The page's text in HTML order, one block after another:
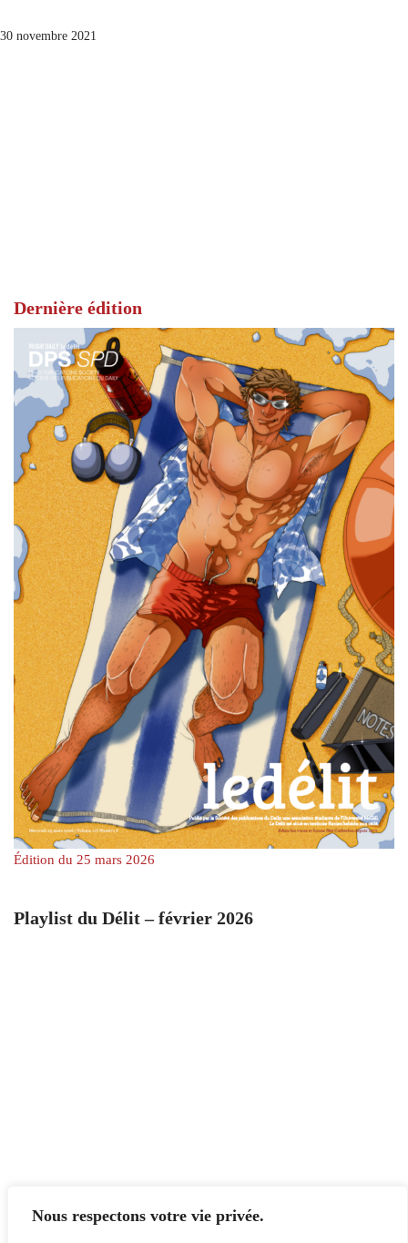
Nous respectons votre vie privée.
30 novembre 2021
Dernière édition
Édition du 25 mars 2026
Playlist du Délit – février 2026